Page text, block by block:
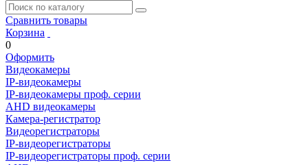
Сравнить товары
Корзина
0
Оформить
Видеокамеры
IP-видеокамеры
IP-видеокамеры проф. серии
AHD видеокамеры
Камера-регистратор
Видеорегистраторы
IP-видеорегистраторы
IP-видеорегистраторы проф. серии